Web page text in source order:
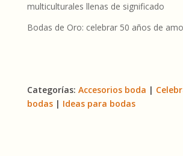
multiculturales llenas de significado
Bodas de Oro: celebrar 50 años de
Categorías: Accesorios boda |
bodas| Ideas para bodas